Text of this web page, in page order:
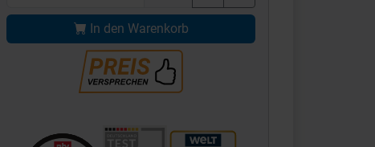
In den Warenkorb